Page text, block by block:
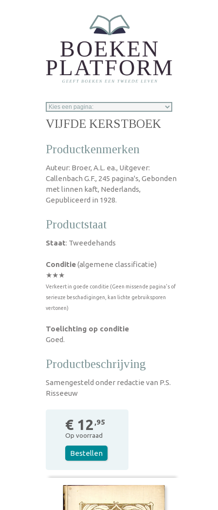
VIJFDE KERSTBOEK
Productkenmerken
Auteur: Broer, A.L. ea., Uitgever:
Callenbach G.F., 245 pagina's, Gebonden
met linnen kaft, Nederlands,
Gepubliceerd in 1928.
Productstaat
Staat: Tweedehands
Conditie(algemene classificatie)
★★★
Verkeert in goede conditie (Geen missende pagina's of
serieuze beschadigingen, kan lichte gebruiksporen
vertonen)
Toelichting op conditie
Goed.
Productbeschrijving
Samengesteld onder redactie van P.S.
Risseeuw
€ 12 ,95
Op voorraad
Bestellen